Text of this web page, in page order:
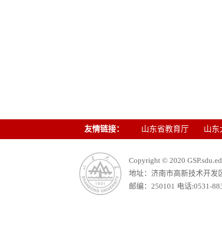
友情链接： 山东省教育厅 山东
Copyright © 2020
地址：济南市高新技术开发
邮编：250101 电话:0531-